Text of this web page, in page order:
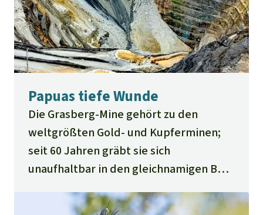
Papuas tiefe Wunde
Die Grasberg-Mine gehört zu den
weltgrößten Gold- und Kupferminen;
seit 60 Jahren gräbt sie sich
unaufhaltbar in den gleichnamigen Berg
Indigenen gegen die Verwüstung ihrer